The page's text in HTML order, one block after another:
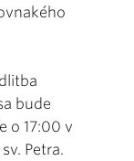
bude
o 17:00 v
Petra.